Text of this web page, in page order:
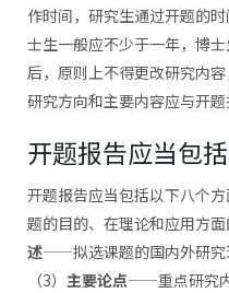
作时间，研究生通过开题的
士生一般应不少于一年，博
后，原则上不得更改研究内
研究方向和主要内容应与开题
开题报告应当包
开题报告应当包括以下八个方
题的目的、在理论和应用方面
述——拟选课题的国内外研究
（3） 主要论点——重点研究